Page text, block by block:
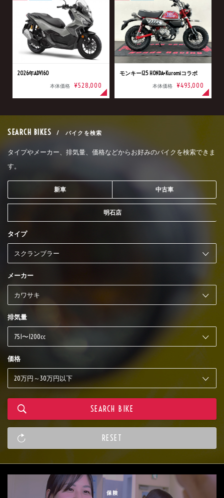
2026年ADV160
本体価格 ¥528,000
モンキー125 HONDA×Kuromiコラボ
本体価格 ¥493,000
SEARCH BIKES / バイクを検索
タイプやメーカー、排気量、価格などからお好みのバイクを検索できま
す。
新車 中古車
明石店
タイプ
メーカー
排気量
価格